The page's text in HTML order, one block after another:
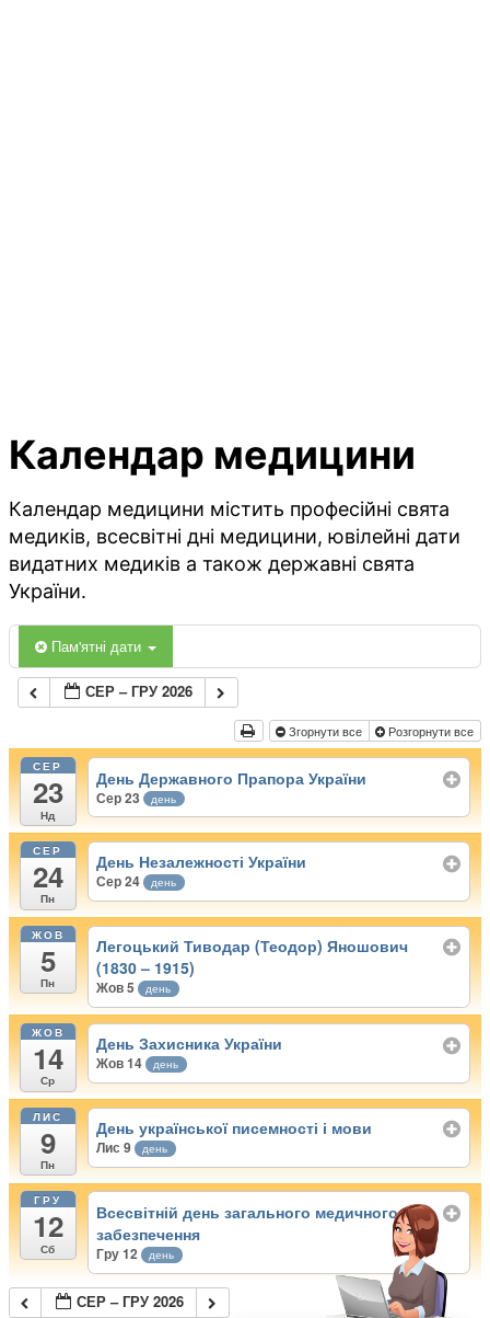
Календар медицини
Календар медицини містить професійні свята
медиків, всесвітні дні медицини, ювілейні дати
видатних медиків а також державні свята
України.
Пам'ятні дати
СЕР – ГРУ 2026
Згорнути все Розгорнути все
СЕР
23
Нд
День Державного Прапора України
Сер 23 день
СЕР
24
Пн
День Незалежності України
Сер 24 день
ЖОВ
5
Пн
Легоцький Тиводар (Теодор) Яношович
(1830 – 1915)
Жов 5 день
ЖОВ
14
Ср
День Захисника України
Жов 14 день
ЛИС
9
Пн
День української писемності і мови
Лис 9 день
ГРУ
12
Сб
Всесвітній день загального медичного
забезпечення
Гру 12 день
СЕР – ГРУ 2026